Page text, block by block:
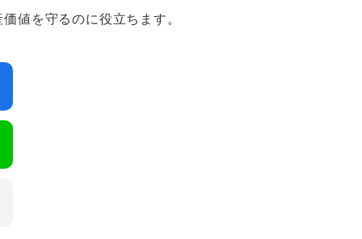
値を守るのに役立ちます。